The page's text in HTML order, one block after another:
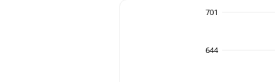
701
644